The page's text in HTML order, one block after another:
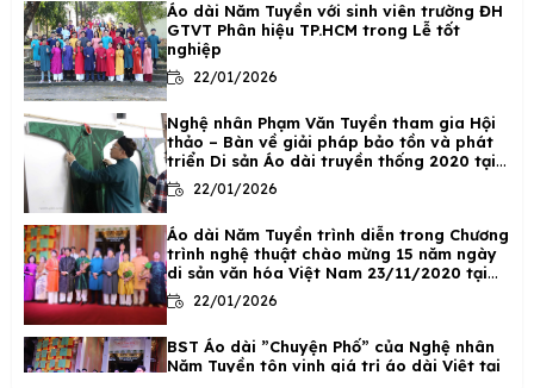
Áo dài Năm Tuyền với sinh viên trường ĐH
GTVT Phân hiệu TP.HCM trong Lễ tốt
nghiệp
22/01/2026
Nghệ nhân Phạm Văn Tuyền tham gia Hội
thảo – Bàn về giải pháp bảo tồn và phát
triển Di sản Áo dài truyền thống 2020 tại
Hà Nội22/01/2026
Áo dài Năm Tuyền trình diễn trong Chương
trình nghệ thuật chào mừng 15 năm ngày
di sản văn hóa Việt Nam 23/11/2020 tại
Phố cổ Hà Nội
22/01/2026
BST Áo dài ”Chuyện Phố” của Nghệ nhân
Năm Tuyền tôn vinh giá trị áo dài Việt tại